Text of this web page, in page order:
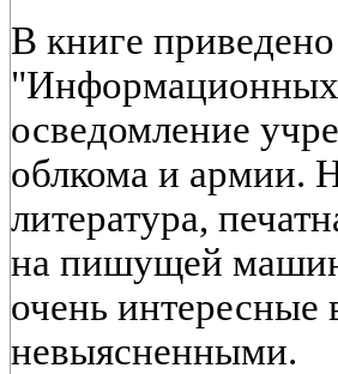
В книге
"Информационных
осведомление
облкома и армии.
литература,
на пишущей
очень интересные
невыясненными.